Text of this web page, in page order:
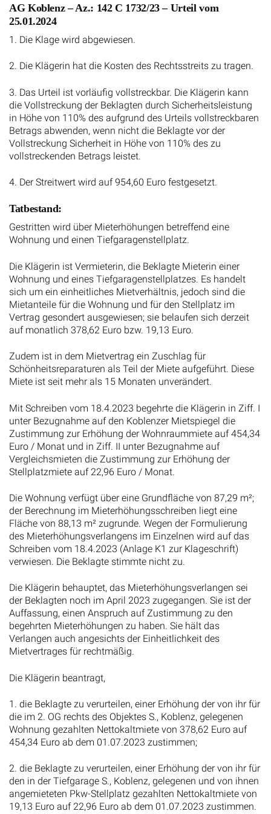
AG Koblenz – Az.: 142 C 1732/23 – Urteil vom
25.01.2024
1. Die Klage wird abgewiesen.
2. Die Klägerin hat die Kosten des Rechtsstreits zu tragen.
3. Das Urteil ist vorläufig vollstreckbar. Die Klägerin kann
die Vollstreckung der Beklagten durch Sicherheitsleistung
in Höhe von 110% des aufgrund des Urteils vollstreckbaren
Betrags abwenden, wenn nicht die Beklagte vor der
Vollstreckung Sicherheit in Höhe von 110% des zu
vollstreckenden Betrags leistet.
4. Der Streitwert wird auf 954,60 Euro festgesetzt.
Tatbestand:
Gestritten wird über Mieterhöhungen betreffend eine
Wohnung und einen Tiefgaragenstellplatz.
Die Klägerin ist Vermieterin, die Beklagte Mieterin einer
Wohnung und eines Tiefgaragenstellplatzes. Es handelt
sich um ein einheitliches Mietverhältnis, jedoch sind die
Mietanteile für die Wohnung und für den Stellplatz im
Vertrag gesondert ausgewiesen; sie belaufen sich derzeit
auf monatlich 378,62 Euro bzw. 19,13 Euro.
Zudem ist in dem Mietvertrag ein Zuschlag für
Schönheitsreparaturen als Teil der Miete aufgeführt. Diese
Miete ist seit mehr als 15 Monaten unverändert.
Mit Schreiben vom 18.4.2023 begehrte die Klägerin in Ziff. I
unter Bezugnahme auf den Koblenzer Mietspiegel die
Zustimmung zur Erhöhung der Wohnraummiete auf 454,34
Euro / Monat und in Ziff. II unter Bezugnahme auf
Vergleichsmieten die Zustimmung zur Erhöhung der
Stellplatzmiete auf 22,96 Euro / Monat.
Die Wohnung verfügt über eine Grundfläche von 87,29 m²;
der Berechnung im Mieterhöhungsschreiben liegt eine
Fläche von 88,13 m² zugrunde. Wegen der Formulierung
des Mieterhöhungsverlangens im Einzelnen wird auf das
Schreiben vom 18.4.2023 (Anlage K1 zur Klageschrift)
verwiesen. Die Beklagte stimmte nicht zu.
Die Klägerin behauptet, das Mieterhöhungsverlangen sei
der Beklagten noch im April 2023 zugegangen. Sie ist der
Auffassung, einen Anspruch auf Zustimmung zu den
begehrten Mieterhöhungen zu haben. Sie hält das
Verlangen auch angesichts der Einheitlichkeit des
Mietvertrages für rechtmäßig.
Die Klägerin beantragt,
1. die Beklagte zu verurteilen, einer Erhöhung der von ihr für
die im 2. OG rechts des Objektes S., Koblenz, gelegenen
Wohnung gezahlten Nettokaltmiete von 378,62 Euro auf
454,34 Euro ab dem 01.07.2023 zustimmen;
2. die Beklagte zu verurteilen, einer Erhöhung der von ihr für
den in der Tiefgarage S., Koblenz, gelegenen und von ihnen
angemieteten Pkw-Stellplatz gezahlten Nettokaltmiete von
19,13 Euro auf 22,96 Euro ab dem 01.07.2023 zustimmen.